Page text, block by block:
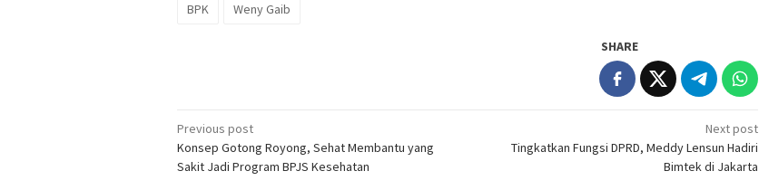
BPK Weny Gaib
SHARE
Post
navigation
Previous post
Konsep Gotong Royong, Sehat Membantu yang
Sakit Jadi Program BPJS Kesehatan
Next post
Tingkatkan Fungsi DPRD, Meddy Lensun Hadiri
Bimtek di Jakarta